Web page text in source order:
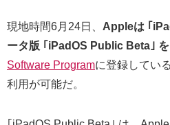
現地時間6月24日、 Appleは ｢
ータ版 ｢iPadOS Public Beta｣
Software Programに登録してい
利用が可能だ。